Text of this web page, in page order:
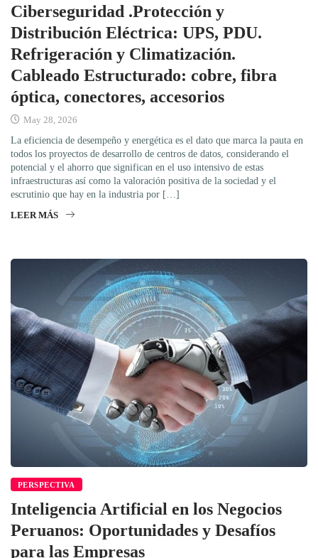
Ciberseguridad .Protección y
Distribución Eléctrica: UPS, PDU.
Refrigeración y Climatización.
Cableado Estructurado: cobre, fibra
óptica, conectores, accesorios
May 28, 2026
La eficiencia de desempeño y energética es el dato que marca la pauta en
todos los proyectos de desarrollo de centros de datos, considerando el
potencial y el ahorro que significan en el uso intensivo de estas
infraestructuras así como la valoración positiva de la sociedad y el
escrutinio que hay en la industria por […]
LEER MÁS
PERSPECTIVA
Inteligencia Artificial en los Negocios
Peruanos: Oportunidades y Desafíos
para las Empresas